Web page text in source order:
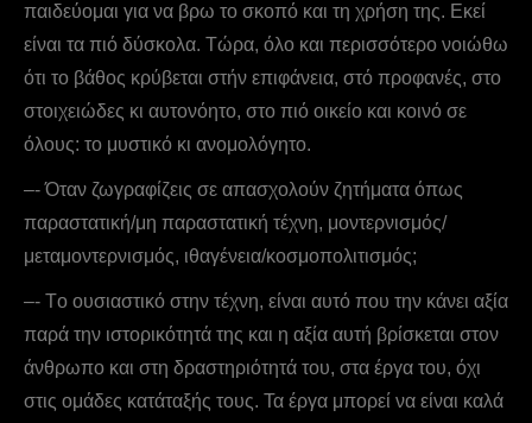
παιδεύομαι για να βρω το σκοπό και τη χρήση της. Εκεί
είναι τα πιό δύσκολα. Τώρα, όλο και περισσότερο νοιώθω
ότι το βάθος κρύβεται στήν επιφάνεια, στό προφανές, στο
στοιχειώδες κι αυτονόητο, στο πιό οικείο και κοινό σε
όλους: το μυστικό κι ανομολόγητο.
–- Όταν ζωγραφίζεις σε απασχολούν ζητήματα όπως
παραστατική/μη παραστατική τέχνη, μοντερνισμός/
μεταμοντερνισμός, ιθαγένεια/κοσμοπολιτισμός;
–- Tο ουσιαστικό στην τέχνη, είναι αυτό που την κάνει αξία
παρά την ιστορικότητά της και η αξία αυτή βρίσκεται στον
άνθρωπο και στη δραστηριότητά του, στα έργα του, όχι
στις ομάδες κατάταξής τους. Τα έργα μπορεί να είναι καλά